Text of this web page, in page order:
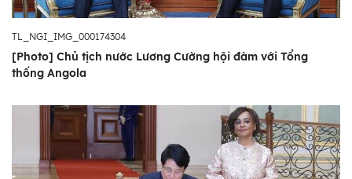
TL_NGI_IMG_000174304
[Photo] Chủ tịch nước Lương Cường hội đàm với Tổng
thống Angola